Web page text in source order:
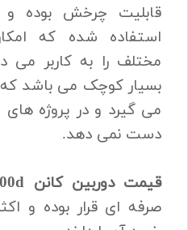
استفاده شده که
مختلف را به کاربر می
بسیار کوچک می باشد
می گیرد و در پروژه
دست نمی دهد.
قیمت دوربین کانن 800d
صرفه ای قرار بوده و